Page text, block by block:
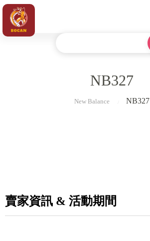
NB327
New Balance NB327
賣家資訊 & 活動期間